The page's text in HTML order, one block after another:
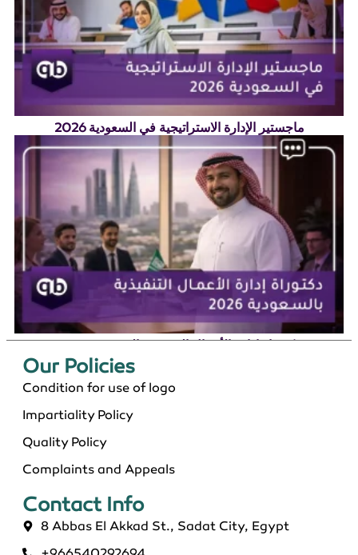
ماجستير الإدارة الاستراتيجية في السعودية 2026
دكتوراة إدارة الأعمال التنفيذية بالسعودية 2026
Our Policies​
Condition for use of logo
Impartiality Policy
Quality Policy
Complaints and Appeals
Contact Info​
8 Abbas El Akkad St., Sadat City, Egypt